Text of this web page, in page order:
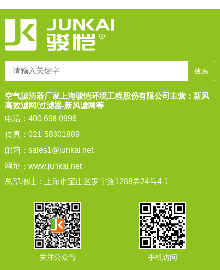
空气滤清器厂家上海骏恺环境工程股份有限公司主营：新风
高效滤网/过滤器-新风滤网等
电话：400 698 0996
传真：021-58301889
邮箱： sales1@junkai.net
网址： www.junkai.net
总部地址：上海市宝山区罗宁路1288弄24号4-1
关注公众号 手机访问